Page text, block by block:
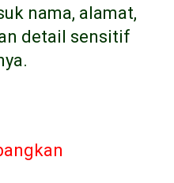
nama, alamat,
detail sensitif